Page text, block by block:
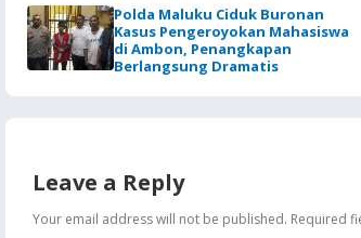
Polda Maluku Ciduk Buronan
Kasus Pengeroyokan Mahasiswa
di Ambon, Penangkapan
Berlangsung Dramatis
Leave a Reply
Your email address will not be published. Required